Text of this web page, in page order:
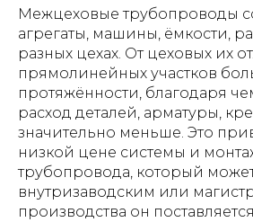
Межцеховые трубопроводы
агрегаты, машины, ёмкости,
разных цехах. От цеховых их
прямолинейных участков
протяжённости, благодаря
расход деталей, арматуры,
значительно меньше. Это
низкой цене системы и
трубопровода, который
внутризаводским или
производства он